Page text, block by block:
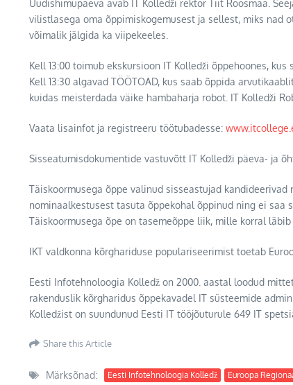
Uudishimupäeva avab IT Kolledži rektor Tiit Roosmaa.
vilistlasega oma õppimiskogemusest ja sellest, miks nad
võimalik jälgida ka viipekeeles.
Kell 13:00 toimub ekskursioon IT Kolledži õppehoones,
Kell 13:30 algavad TÖÖTOAD, kus saab õppida
kuidas meisterdada väike hambaharja robot. IT Kolledži
Vaata lisainfot ja registreeru töötubadesse:
Sisseatumisdokumentide vastuvõtt IT Kolledži päeva- ja
Täiskoormusega õppe valinud sisseastujad
nominaalkestusest tasuta õppekohal õppinud ning ei saa
Täiskoormusega õpe on tasemeõppe liik, mille korral
IKT valdkonna kõrghariduse populariseerimist toetab
Eesti Infotehnoloogia Kolledž on 2000. aastal loodud
rakenduslik kõrgharidus õppekavadel IT süsteemide
Kolledžist on suundunud Eesti IT tööjõuturule 649 IT
Share this Article
Märksõnad: Eesti Infotehnoloogia Kolledž Euroopa